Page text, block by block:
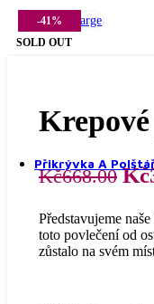
Přikrývka A
-41%
SOLD OUT
Click to enlarge
Kč668.00 Kč
Představujeme
toto povlečení od
zůstalo na svém